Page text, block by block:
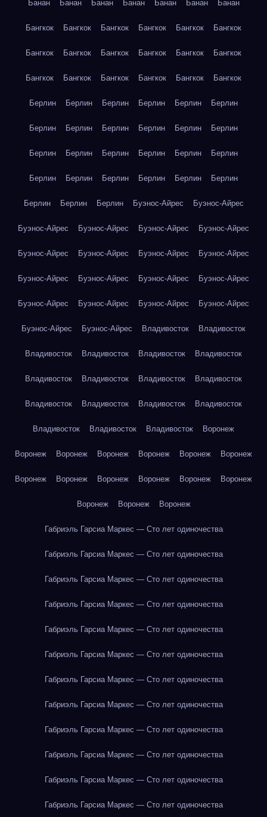
Банан Банан Банан Банан Банан Банан Банан
Бангкок Бангкок Бангкок Бангкок Бангкок Бангкок
Бангкок Бангкок Бангкок Бангкок Бангкок Бангкок
Бангкок Бангкок Бангкок Бангкок Бангкок Бангкок
Берлин Берлин Берлин Берлин Берлин Берлин
Берлин Берлин Берлин Берлин Берлин Берлин
Берлин Берлин Берлин Берлин Берлин Берлин
Берлин Берлин Берлин Берлин Берлин Берлин
Берлин Берлин Берлин Буэнос-Айрес Буэнос-Айрес
Буэнос-Айрес Буэнос-Айрес Буэнос-Айрес Буэнос-Айрес
Буэнос-Айрес Буэнос-Айрес Буэнос-Айрес Буэнос-Айрес
Буэнос-Айрес Буэнос-Айрес Буэнос-Айрес Буэнос-Айрес
Буэнос-Айрес Буэнос-Айрес Буэнос-Айрес Буэнос-Айрес
Буэнос-Айрес Буэнос-Айрес Владивосток Владивосток
Владивосток Владивосток Владивосток Владивосток
Владивосток Владивосток Владивосток Владивосток
Владивосток Владивосток Владивосток Владивосток
Владивосток Владивосток Владивосток Воронеж
Воронеж Воронеж Воронеж Воронеж Воронеж Воронеж
Воронеж Воронеж Воронеж Воронеж Воронеж Воронеж
Воронеж Воронеж Воронеж
Габриэль Гарсиа Маркес — Сто лет одиночества
Габриэль Гарсиа Маркес — Сто лет одиночества
Габриэль Гарсиа Маркес — Сто лет одиночества
Габриэль Гарсиа Маркес — Сто лет одиночества
Габриэль Гарсиа Маркес — Сто лет одиночества
Габриэль Гарсиа Маркес — Сто лет одиночества
Габриэль Гарсиа Маркес — Сто лет одиночества
Габриэль Гарсиа Маркес — Сто лет одиночества
Габриэль Гарсиа Маркес — Сто лет одиночества
Габриэль Гарсиа Маркес — Сто лет одиночества
Габриэль Гарсиа Маркес — Сто лет одиночества
Габриэль Гарсиа Маркес — Сто лет одиночества